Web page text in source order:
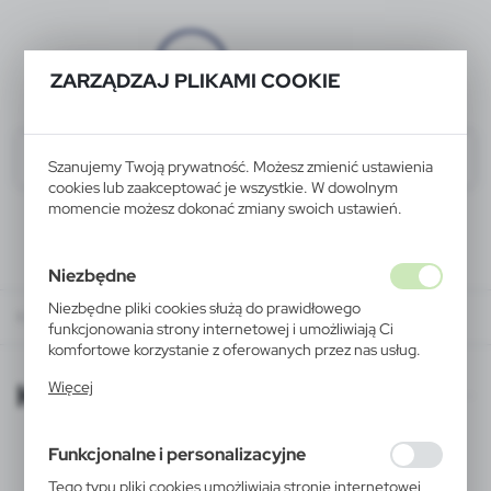
ZARZĄDZAJ PLIKAMI COOKIE
Szanujemy Twoją prywatność. Możesz zmienić ustawienia
cookies lub zaakceptować je wszystkie. W dowolnym
momencie możesz dokonać zmiany swoich ustawień.
Niezbędne
Niezbędne pliki cookies służą do prawidłowego
funkcjonowania strony internetowej i umożliwiają Ci
komfortowe korzystanie z oferowanych przez nas usług.
działania w celu m.in. dostosowania Twoich ustawień
korzystasz, może działać bez zakłóceń.
Więcej
Funkcjonalne i personalizacyjne
Tego typu pliki cookies umożliwiają stronie internetowej
KATALOGI ONLINE
KATALOGI ONLINE